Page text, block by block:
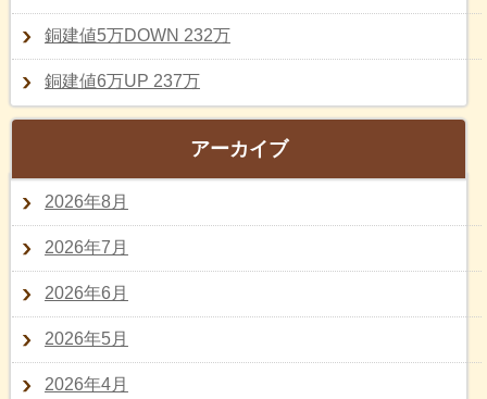
銅建値5万DOWN 232万
銅建値6万UP 237万
アーカイブ
2026年8月
2026年7月
2026年6月
2026年5月
2026年4月